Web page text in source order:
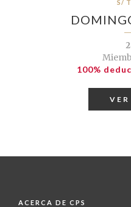
S/
100%
ACERCA DE CPS